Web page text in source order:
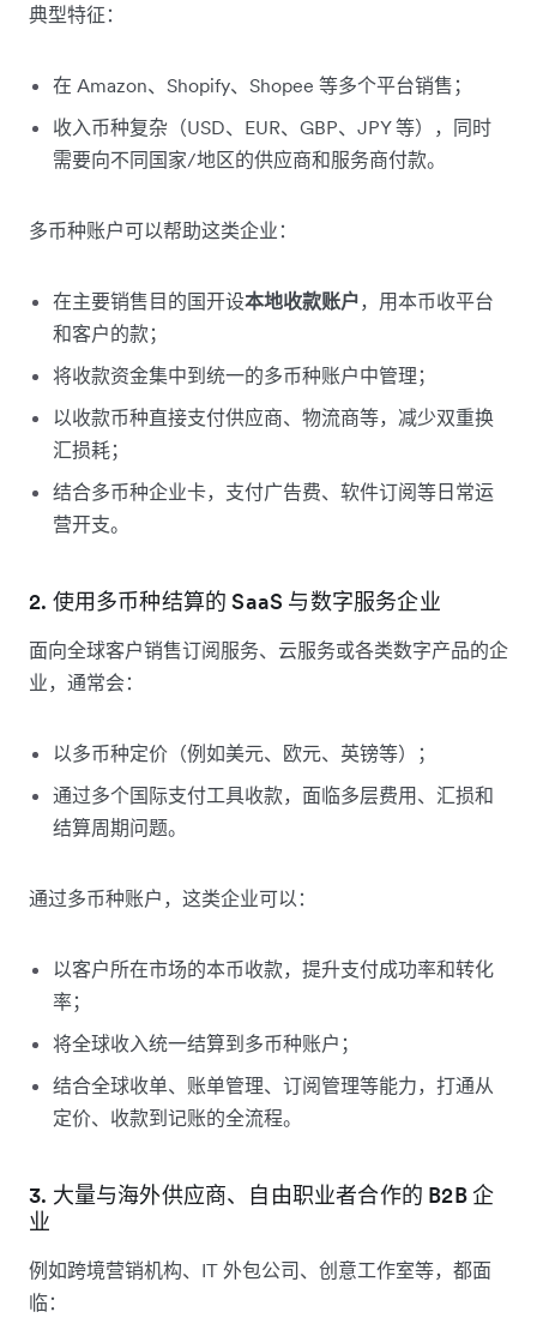
典型特征：
在 Amazon、Shopify、Shopee 等多个平台销售；
收入币种复杂（USD、EUR、GBP、JPY 等），同时
需要向不同国家/地区的供应商和服务商付款。
多币种账户可以帮助这类企业：
在主要销售目的国开设本地收款账户，用本币收平台
和客户的款；
将收款资金集中到统一的多币种账户中管理；
以收款币种直接支付供应商、物流商等，减少双重换
汇损耗；
结合多币种企业卡，支付广告费、软件订阅等日常运
营开支。
2. 使用多币种结算的 SaaS 与数字服务企业
面向全球客户销售订阅服务、云服务或各类数字产品的企
业，通常会：
以多币种定价（例如美元、欧元、英镑等）；
通过多个国际支付工具收款，面临多层费用、汇损和
结算周期问题。
通过多币种账户，这类企业可以：
以客户所在市场的本币收款，提升支付成功率和转化
率；
将全球收入统一结算到多币种账户；
结合全球收单、账单管理、订阅管理等能力，打通从
定价、收款到记账的全流程。
3. 大量与海外供应商、自由职业者合作的 B2B 企
业
例如跨境营销机构、IT 外包公司、创意工作室等，都面
临：